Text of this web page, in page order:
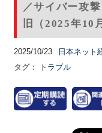
／サイバー攻
旧（2025年10
2025/10/23 日本ネット
タグ：
トラブル